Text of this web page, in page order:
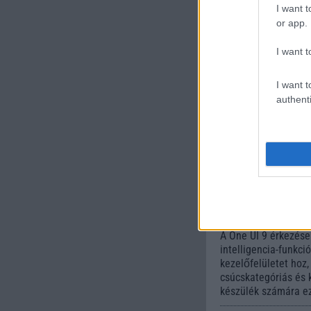
I want
or app.
I want
I want
224.000
lista
A One UI 9
intelligencia-
kezelőfelületet
csúcskategóriás és
készülék számára